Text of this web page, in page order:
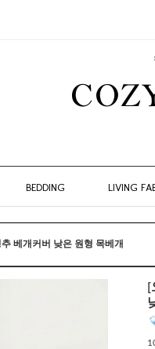
BEDDING LIVING
베개커버 낮은 원형 목베개
[